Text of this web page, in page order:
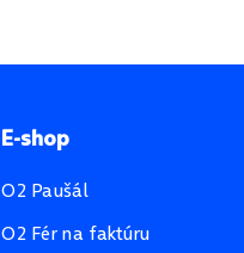
E-shop
O2 Paušál
O2 Fér na faktúru